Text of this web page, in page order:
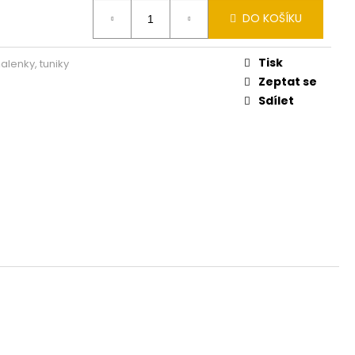
DO KOŠÍKU
tuniky
Tisk
Zeptat se
Sdílet